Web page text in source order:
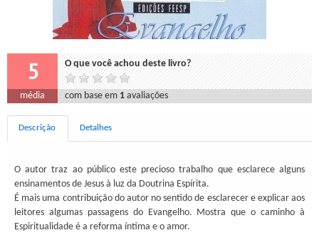
5 O que você achou deste livro?
média com base em 1 avaliações
Descrição Detalhes
O autor traz ao público este precioso trabalho que esclarece alguns
ensinamentos de Jesus à luz da Doutrina Espírita.
É mais uma contribuição do autor no sentido de esclarecer e explicar aos
leitores algumas passagens do Evangelho. Mostra que o caminho à
Espiritualidade é a reforma íntima e o amor.